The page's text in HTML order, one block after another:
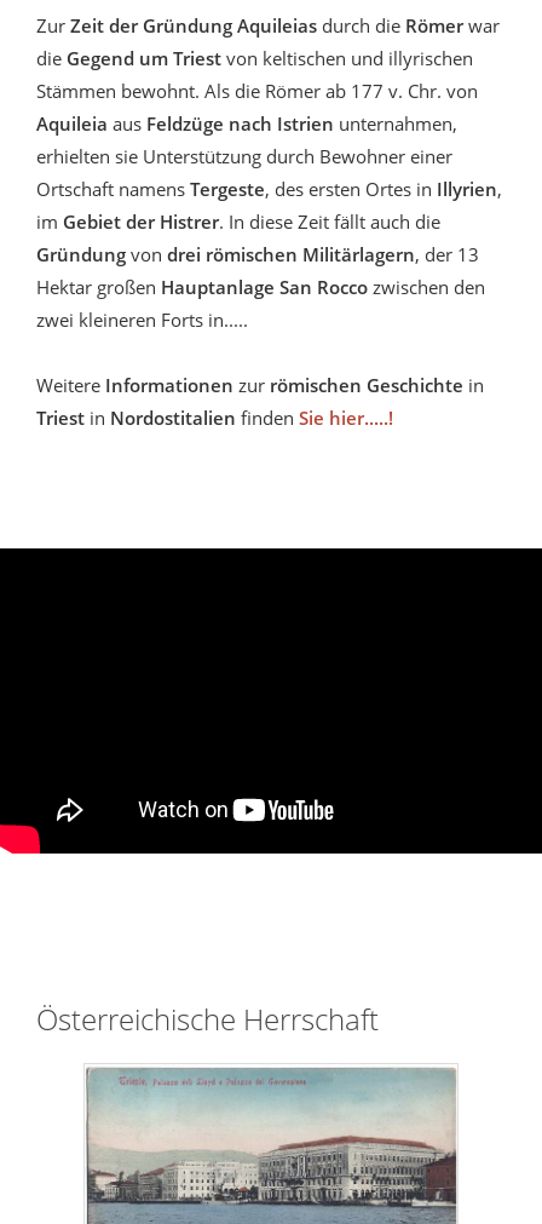
Zur Zeit der Gründung Aquileias durch die Römerwar
die Gegend um Triest von keltischen und illyrischen
Stämmen bewohnt. Als die Römer ab 177 v. Chr. von
Aquileia aus Feldzüge nach Istrien unternahmen,
erhielten sie Unterstützung durch Bewohner einer
Ortschaft namens Tergeste, des ersten Ortes in Illyrien,
im Gebiet der Histrer. In diese Zeit fällt auch die
Gründung von drei römischen Militärlagern, der 13
Hektar großen Hauptanlage San Rocco zwischen den
zwei kleineren Forts in.....
Weitere Informationen zur römischen Geschichte in
Triest in Nordostitalien finden Sie hier.....!
Österreichische Herrschaft